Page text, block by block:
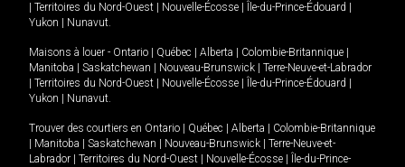
Territoires du Nord-Ouest Nouvelle-Écosse Île-du-Prince-Édouard
Yukon
Nunavut.
Maisons à louer - Ontario Québec Alberta Colombie-Britannique
Manitoba
Saskatchewan Nouveau-Brunswick
Terre-Neuve-et-Labrador
Territoires du Nord-Ouest Nouvelle-Écosse Île-du-Prince-Édouard
Yukon
Nunavut.
Trouver des courtiers en Ontario Québec Alberta
Colombie-Britannique
Manitoba Saskatchewan Nouveau-Brunswick
Terre-Neuve-et-
Labrador
Territoires du Nord-Ouest Nouvelle-Écosse
Île-du-Prince-